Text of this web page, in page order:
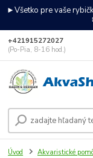
►Všetko pre vaše
+421915272027
(Po-Pia, 8-16 hod.)
Úvod Akvaristické